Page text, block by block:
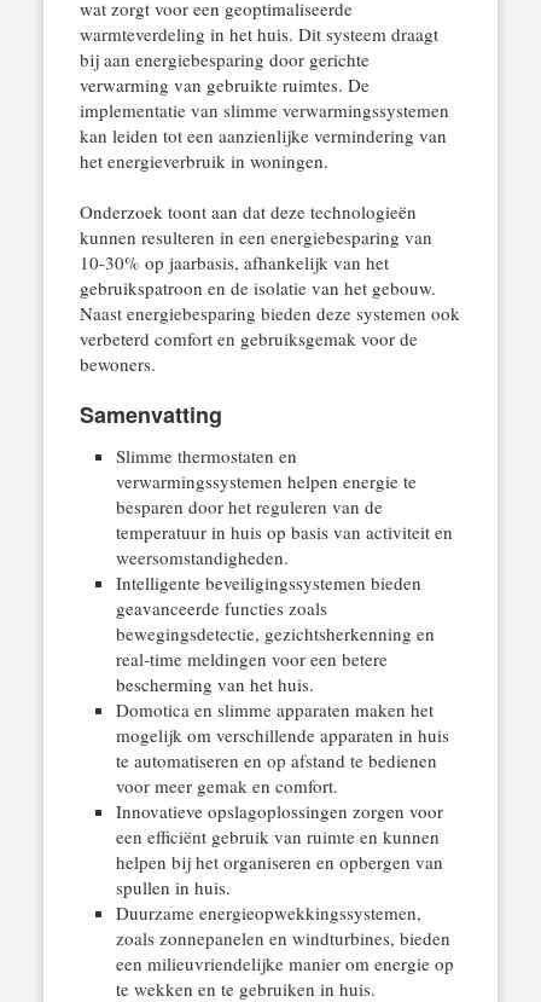
wat zorgt voor een geoptimaliseerde
warmteverdeling in het huis. Dit systeem draagt
bij aan energiebesparing door gerichte
verwarming van gebruikte ruimtes. De
implementatie van slimme verwarmingssystemen
kan leiden tot een aanzienlijke vermindering van
het energieverbruik in woningen.
Onderzoek toont aan dat deze technologieën
kunnen resulteren in een energiebesparing van
10-30% op jaarbasis, afhankelijk van het
gebruikspatroon en de isolatie van het gebouw.
Naast energiebesparing bieden deze systemen ook
verbeterd comfort en gebruiksgemak voor de
bewoners.
Samenvatting
Slimme thermostaten en
verwarmingssystemen helpen energie te
besparen door het reguleren van de
temperatuur in huis op basis van activiteit en
weersomstandigheden.
Intelligente beveiligingssystemen bieden
geavanceerde functies zoals
bewegingsdetectie, gezichtsherkenning en
real-time meldingen voor een betere
bescherming van het huis.
Domotica en slimme apparaten maken het
mogelijk om verschillende apparaten in huis
te automatiseren en op afstand te bedienen
voor meer gemak en comfort.
Innovatieve opslagoplossingen zorgen voor
een efficiënt gebruik van ruimte en kunnen
helpen bij het organiseren en opbergen van
spullen in huis.
Duurzame energieopwekkingssystemen,
zoals zonnepanelen en windturbines, bieden
een milieuvriendelijke manier om energie op
te wekken en te gebruiken in huis.